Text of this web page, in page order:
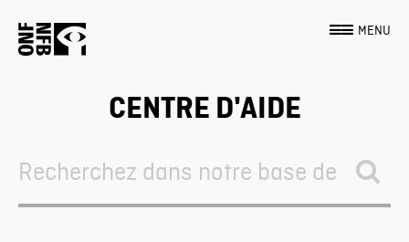
MENU
CENTRE D'AIDE
For